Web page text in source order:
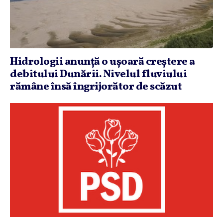
Hidrologii anunţă o uşoară creştere a
debitului Dunării. Nivelul fluviului
rămâne însă îngrijorător de scăzut